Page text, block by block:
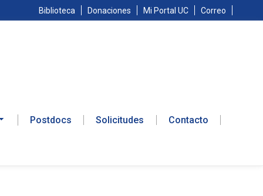
Biblioteca Donaciones Mi Portal UC Correo
Postdocs Solicitudes Contacto